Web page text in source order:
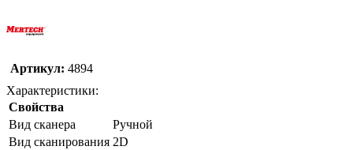
Артикул: 4894
Характеристики:
Свойства
Вид сканера
Ручной
Вид сканирования 2D